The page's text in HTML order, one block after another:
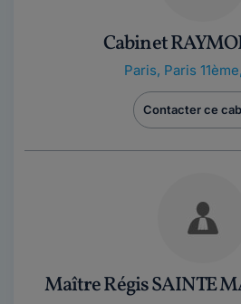
Cabinet
Paris, Paris
Contacter ce
Maître Régis SAINTE